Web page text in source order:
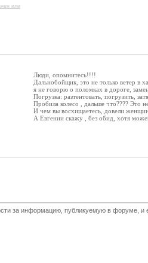
или
Люди, опомнитесь!!!!
Дальнобойщик, это не только ветер в
я не говорю о поломках в дороге,
Погрузка: разтентовать, погрузить,
Пробила колесо , дальше что???? Это
И чем вы восхищаетесь, довели
А Евгении скажу , без обид, хотя
за информацию, публикуемую в форуме,